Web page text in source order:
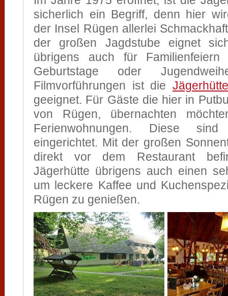
sicherlich ein Begriff, denn hier
der Insel Rügen allerlei
der großen Jagdstube eignet
übrigens auch für Familienfeiern
Geburtstage oder
Filmvorführungen ist die
geeignet. Für Gäste die hier in
von Rügen, übernachten
Ferienwohnungen. Diese
eingerichtet. Mit der großen
direkt vor dem Restaurant
Jägerhütte übrigens auch einen
um leckere Kaffee und
Rügen zu genießen.